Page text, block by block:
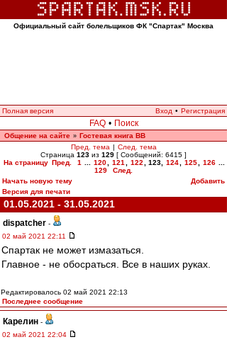
Официальный сайт болельщиков ФК "Спартак" Москва
Полная версия Вход • Регистрация
FAQ • Поиск
Общение на сайте » Гостевая книга ВВ
Пред. тема | След. тема
Страница 123 из 129 [ Сообщений: 6415 ]
На страницу Пред. 1 120 121 122 123, 124 125 126
129
След.
Начать новую тему
Добавить
Версия для печати
01.05.2021 - 31.05.2021
dispatcher -
02 май 2021 22:11
Спартак не может измазаться.
Главное - не обосраться. Все в наших руках.
Редактировалось 02 май 2021 22:13
Последнее сообщение
Карелин -
02 май 2021 22:04